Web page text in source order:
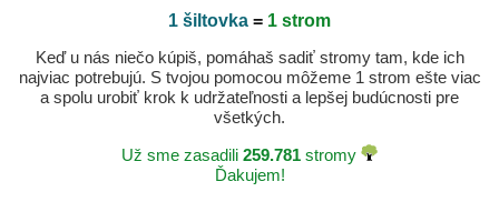
1 šiltovka = 1 strom
Keď u nás niečo kúpiš, pomáhaš sadiť stromy tam, kde ich
najviac potrebujú. S tvojou pomocou môžeme 1 strom ešte viac
a spolu urobiť krok k udržateľnosti a lepšej budúcnosti pre
všetkých.
Už sme zasadili 259.781 stromy
Ďakujem!